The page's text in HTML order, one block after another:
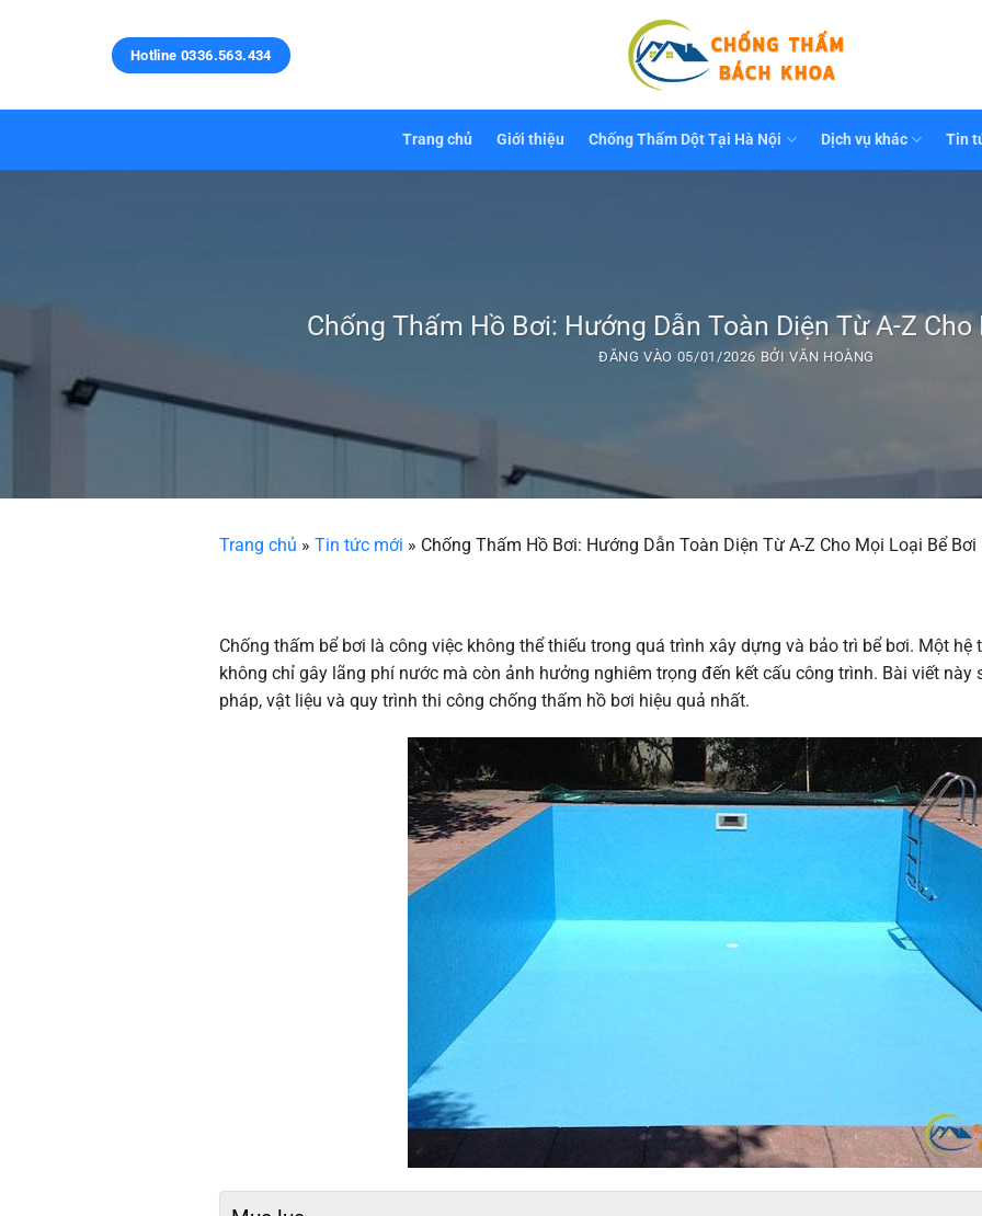
Hotline 0336.563.434
Trang chủ Giới thiệu Chống Thấm Dột Tại Hà Nội Dịch vụ khác Tin
Chống Thấm Hồ Bơi: Hướng Dẫn Toàn Diện Từ A-Z
ĐĂNG VÀO 05/01/2026 BỞIVĂN HOÀNG
Trang chủ » Tin tức mới » Chống Thấm Hồ Bơi: Hướng Dẫn Toàn Diện Từ A-Z Cho Mọi Loại Bể Bơi
Chống thấm bể bơi là công việc không thể thiếu trong quá trình xây dựng và bảo trì bể bơi. Một
không chỉ gây lãng phí nước mà còn ảnh hưởng nghiêm trọng đến kết cấu công trình. Bài viết này
pháp, vật liệu và quy trình thi công chống thấm hồ bơi hiệu quả nhất.